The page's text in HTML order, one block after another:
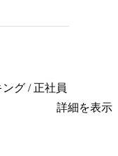
グ / 正社員
詳細を表示